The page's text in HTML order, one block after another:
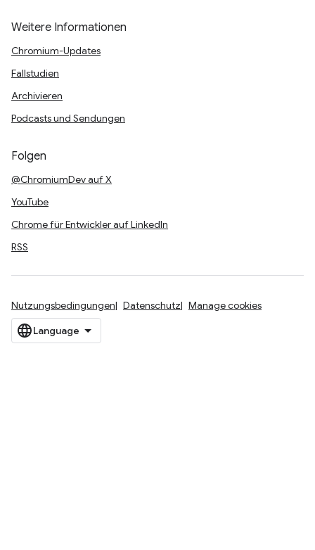
Weitere Informationen
Chromium-Updates
Fallstudien
Archivieren
Podcasts und Sendungen
Folgen
@ChromiumDev auf X
YouTube
Chrome für Entwickler auf LinkedIn
RSS
Nutzungsbedingungen Datenschutz Manage cookies